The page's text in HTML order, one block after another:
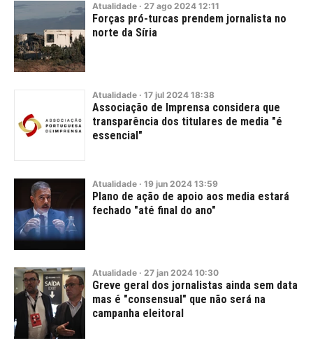
Atualidade · 27 ago 2024 12:11
Forças pró-turcas prendem jornalista no
norte da Síria
Atualidade · 17 jul 2024 18:38
Associação de Imprensa considera que
transparência dos titulares de media "é
essencial"
Atualidade · 19 jun 2024 13:59
Plano de ação de apoio aos media estará
fechado "até final do ano"
Atualidade · 27 jan 2024 10:30
Greve geral dos jornalistas ainda sem data
mas é "consensual" que não será na
campanha eleitoral